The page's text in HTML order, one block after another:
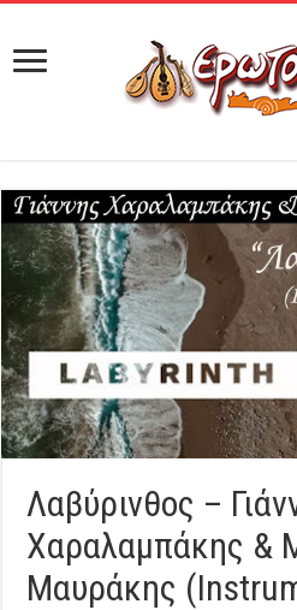
Λαβύρινθος –
Χαραλαμπάκης &
Μαυράκης